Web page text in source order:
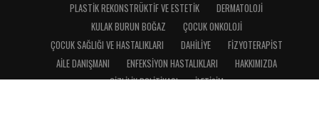
PLASTIK REKONSTRÜKTIF VE ESTETIK
DERMATOLOJI
KULAK BURUN BOĞAZ
ÇOCUK ONKOLOJI
ÇOCUK SAĞLIĞI VE HASTALIKLARI
DAHILIYE
FIZYOTERAPIST
AILE DANIŞMANI
ENFEKSIYON HASTALIKLARI
HAKKIMIZDA
GIZLILIK POLITIKASI
İLETIŞIM